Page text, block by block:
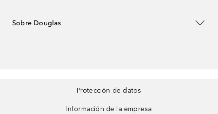
Sobre Douglas
Protección de datos
Información de la empresa